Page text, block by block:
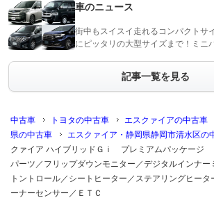
車のニュース
街中もスイスイ走れるコンパクトサ
にピッタリの大型サイズまで！ミニ
記事一覧を見る
中古車 トヨタの中古車 エスクァイアの中古車
県の中古車
エスクァイア・静岡県静岡市清水区の
クァイア ハイブリッドＧｉ プレミアムパッケージ
パーツ／フリップダウンモニター／デジタルインナー
トントロール／シートヒーター／ステアリングヒータ
ーナーセンサー／ＥＴＣ